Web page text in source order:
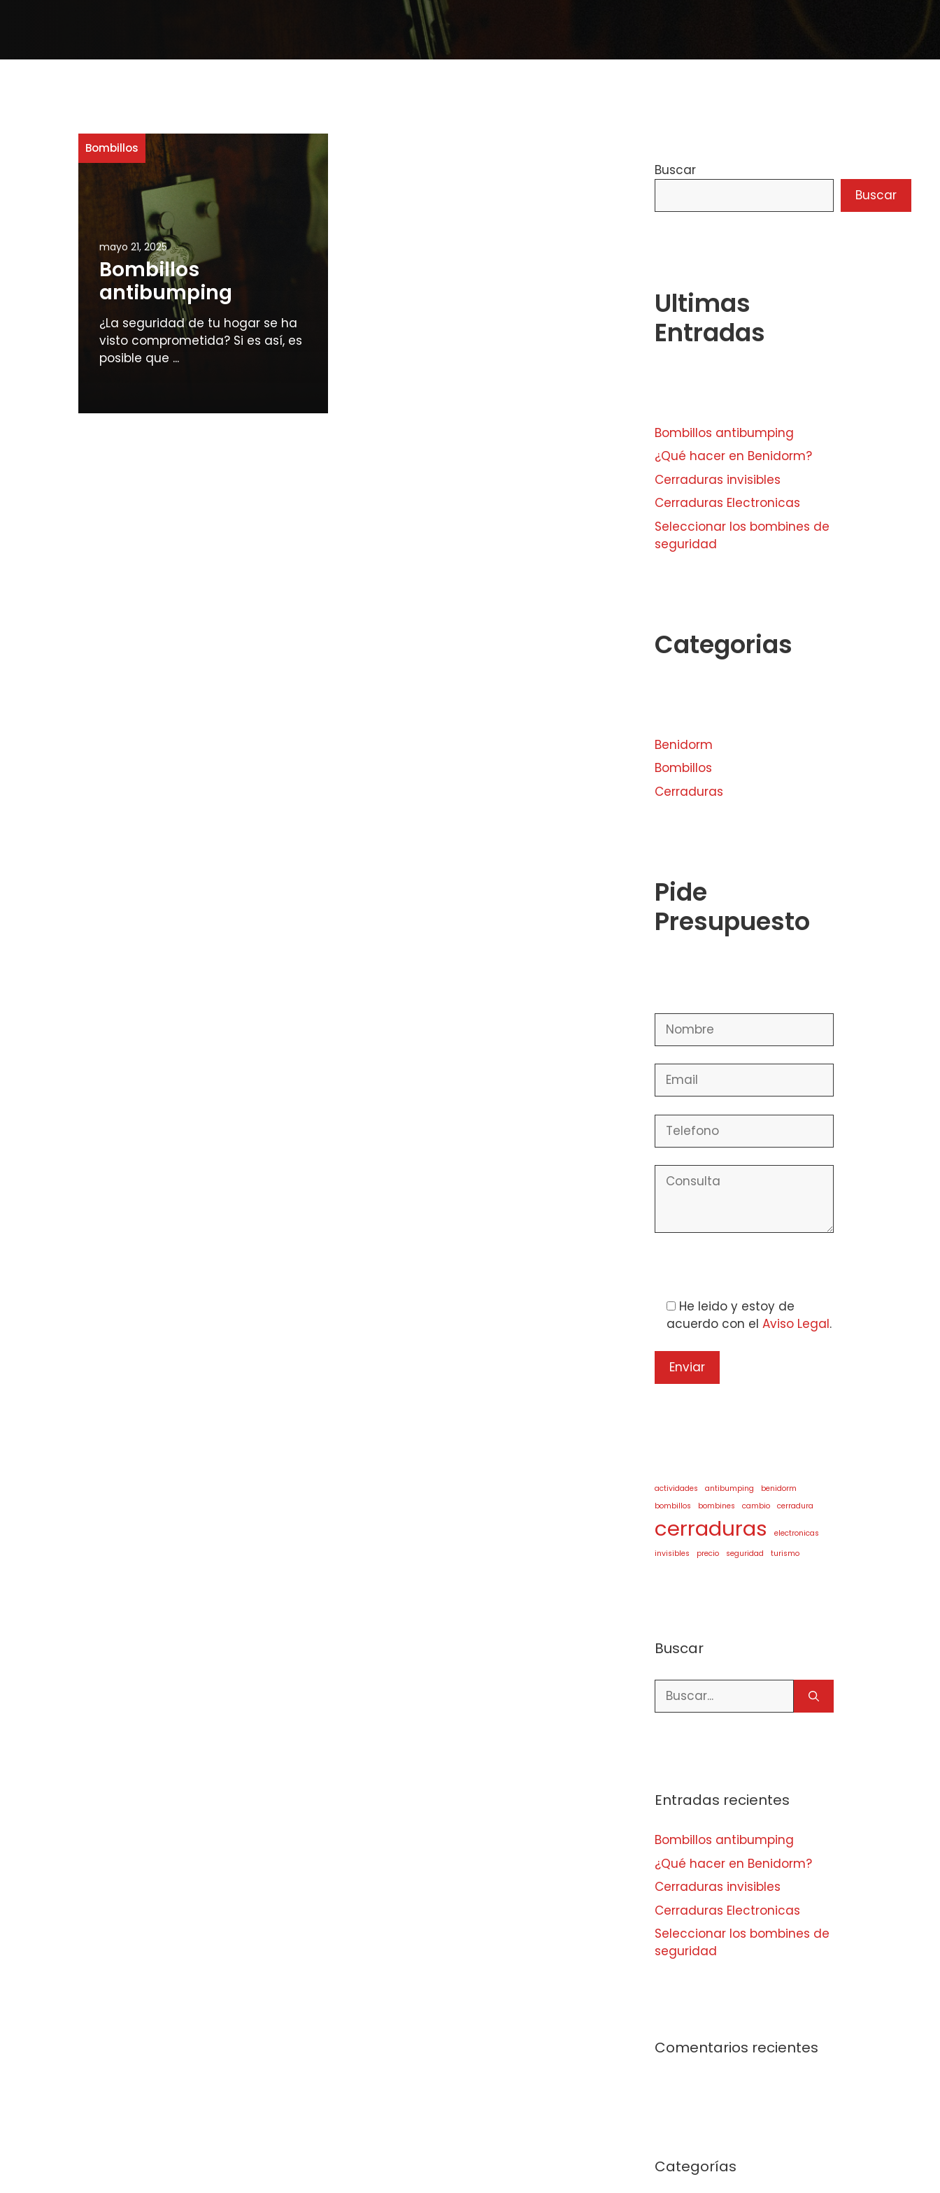
Bombillos
mayo 21, 2025
Bombillos
antibumping
¿La seguridad de tu hogar se ha
visto comprometida? Si es así, es
posible que ...
Buscar
Buscar
Ultimas
Entradas
Bombillos antibumping
¿Qué hacer en Benidorm?
Cerraduras invisibles
Cerraduras Electronicas
Seleccionar los bombines de
seguridad
Categorias
Benidorm
Bombillos
Cerraduras
Pide
Presupuesto
He leido y estoy de
acuerdo con el Aviso Legal.
actividades antibumping
benidorm
bombillos
bombines cambio cerradura
cerraduras
electronicas
invisibles
precio seguridad turismo
Buscar
Buscar:
Entradas recientes
Bombillos antibumping
¿Qué hacer en Benidorm?
Cerraduras invisibles
Cerraduras Electronicas
Seleccionar los bombines de
seguridad
Comentarios recientes
Categorías